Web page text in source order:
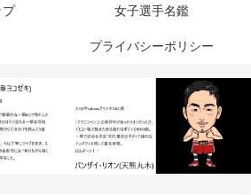
プ 女子選手名鑑
プライバシーポリシー